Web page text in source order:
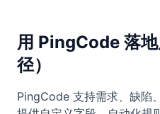
用 PingCode 落
径）
PingCode 支持需求、缺陷